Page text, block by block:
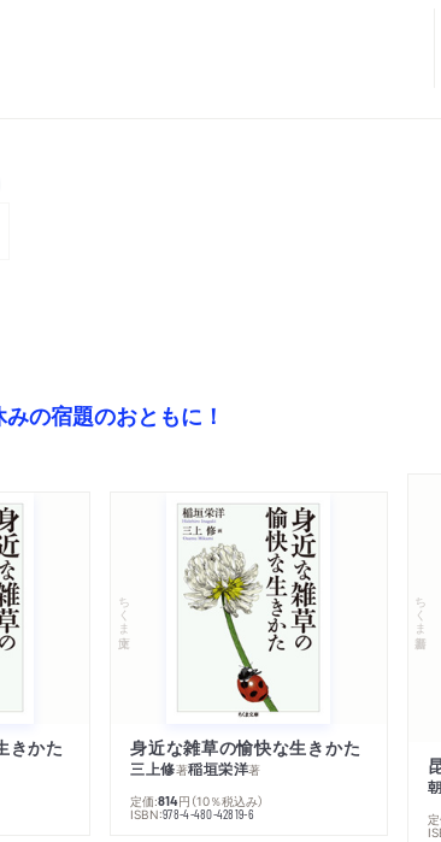
の宿題のおともに！
きかた
ちくま文庫
身近な雑草の愉快な生きかた
三上修著稲垣栄洋著
定価:814円 （10％税込み）
ISBN:978-4-480-42819-6
ちくま新書